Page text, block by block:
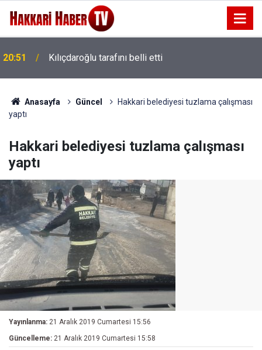
20:51 Kılıçdaroğlu tarafını belli etti
Anasayfa Güncel
Hakkari belediyesi tuzlama çalışması
yaptı
Hakkari belediyesi tuzlama çalışması
yaptı
Yayınlanma: 21 Aralık 2019 Cumartesi 15:56
Güncelleme: 21 Aralık 2019 Cumartesi 15:58